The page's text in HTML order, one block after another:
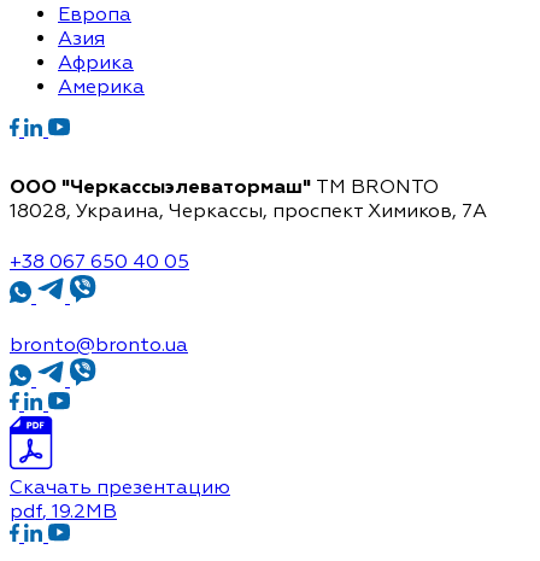
Европа
Азия
Африка
Америка
ООО "Черкассыэлеватормаш" TM BRONTO
18028, Украина, Черкассы, проспект Химиков, 7A
+38 067 650 40 05
bronto@bronto.ua
Скачать презентацию
pdf, 19.2MB